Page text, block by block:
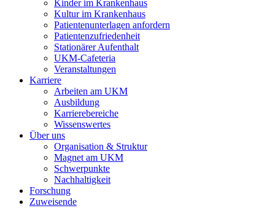
Kinder im Krankenhaus
Kultur im Krankenhaus
Patientenunterlagen anfordern
Patientenzufriedenheit
Stationärer Aufenthalt
UKM-Cafeteria
Veranstaltungen
Karriere
Arbeiten am UKM
Ausbildung
Karrierebereiche
Wissenswertes
Über uns
Organisation & Struktur
Magnet am UKM
Schwerpunkte
Nachhaltigkeit
Forschung
Zuweisende